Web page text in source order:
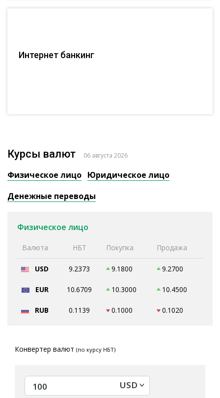
Интернет банкинг
Курсы валют 06 августа 2026
Физическое лицо Юридическое лицо
Денежные переводы
Физическое лицо
Валюта НБТ Покупка Продажа
USD 9.2373 9.1800 9.2700
EUR 10.6709 10.3000 10.4500
RUB 0.1139 0.1000 0.1020
Конвертер валют (по курсу НБТ)
USD